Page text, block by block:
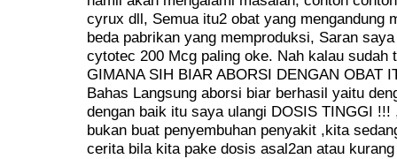
cyrux dll, Semua itu2 obat yang mengandung
beda pabrikan yang memproduksi, Saran
cytotec 200 Mcg paling oke. Nah kalau
GIMANA SIH BIAR ABORSI DENGAN OBAT
Bahas Langsung aborsi biar berhasil yaitu
dengan baik itu saya ulangi DOSIS TINGGI
bukan buat penyembuhan penyakit ,kita
cerita bila kita pake dosis asal2an atau